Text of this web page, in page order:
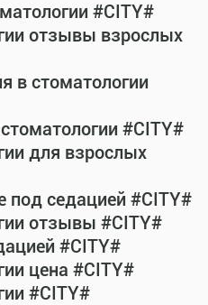
#CITY#
отзывы взрослых
в стоматологии
#CITY#
для взрослых
под седацией #CITY#
отзывы #CITY#
#CITY#
цена #CITY#
#CITY#